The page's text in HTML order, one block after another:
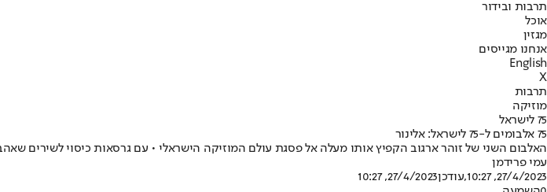
תרבות ובידור
אוכל
מגזין
אנחנו מגייסים
English
X
תרבות
מוזיקה
75 לישראל
75 אלבומים ל-75 לישראל: אלינור
האלבום השני של זוהר ארגוב הקפיץ אותו מעלה אל פסגת עולם המוזיקה הישראלי • עם גרסאות כיסוי לשירים
עמי פרידמן
27/4/2023, 10:27
,עודכן27/4/2023, 10:27